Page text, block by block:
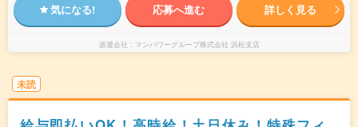
気になる! 応募へ進む 詳しく見る
派遣会社 マンパワーグループ株式会社 浜松支店
未読